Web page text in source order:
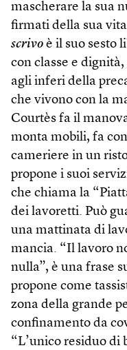
mascherare la sua
firmati della sua
scrivo è il suo sesto
con classe e
agli inferi della
che vivono con la
Courtès fa il
monta mobili, fa
cameriere in un
propone i suoi
che chiama la
dei lavoretti. Può
una mattinata di
mancia. “Il lavoro
nulla”, è una frase
propone come
zona della grande
confinamento da
“L’unico residuo di